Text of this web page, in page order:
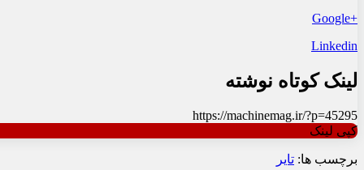
+Google
Linkedin
لینک کوتاه نوشته
https://machinemag.ir/?p=45295
کپی لینک
برچسب ها: تایر